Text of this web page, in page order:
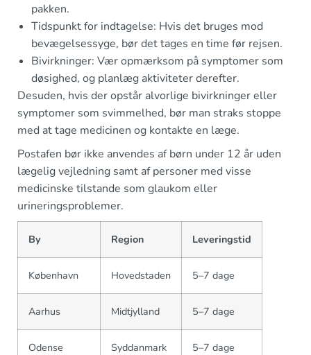
pakken.
Tidspunkt for indtagelse: Hvis det bruges mod
bevægelsessyge, bør det tages en time før rejsen.
Bivirkninger: Vær opmærksom på symptomer som
døsighed, og planlæg aktiviteter derefter.
Desuden, hvis der opstår alvorlige bivirkninger eller
symptomer som svimmelhed, bør man straks stoppe
med at tage medicinen og kontakte en læge.
Postafen bør ikke anvendes af børn under 12 år uden
lægelig vejledning samt af personer med visse
medicinske tilstande som glaukom eller
urineringsproblemer.
By Region Leveringstid
København Hovedstaden 5–7 dage
Aarhus Midtjylland 5–7 dage
Odense Syddanmark 5–7 dage